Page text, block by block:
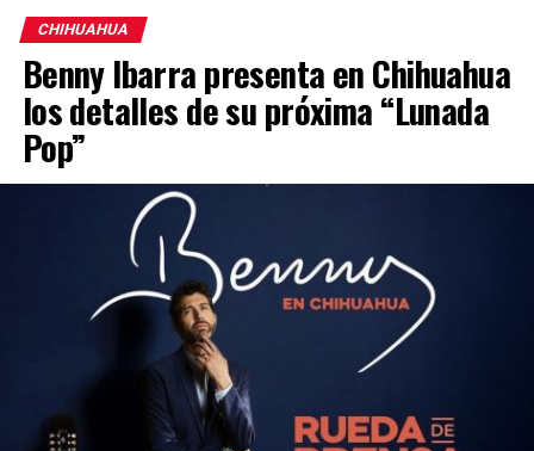
CHIHUAHUA
Benny Ibarra presenta en Chihuahua
los detalles de su próxima “Lunada
Pop”